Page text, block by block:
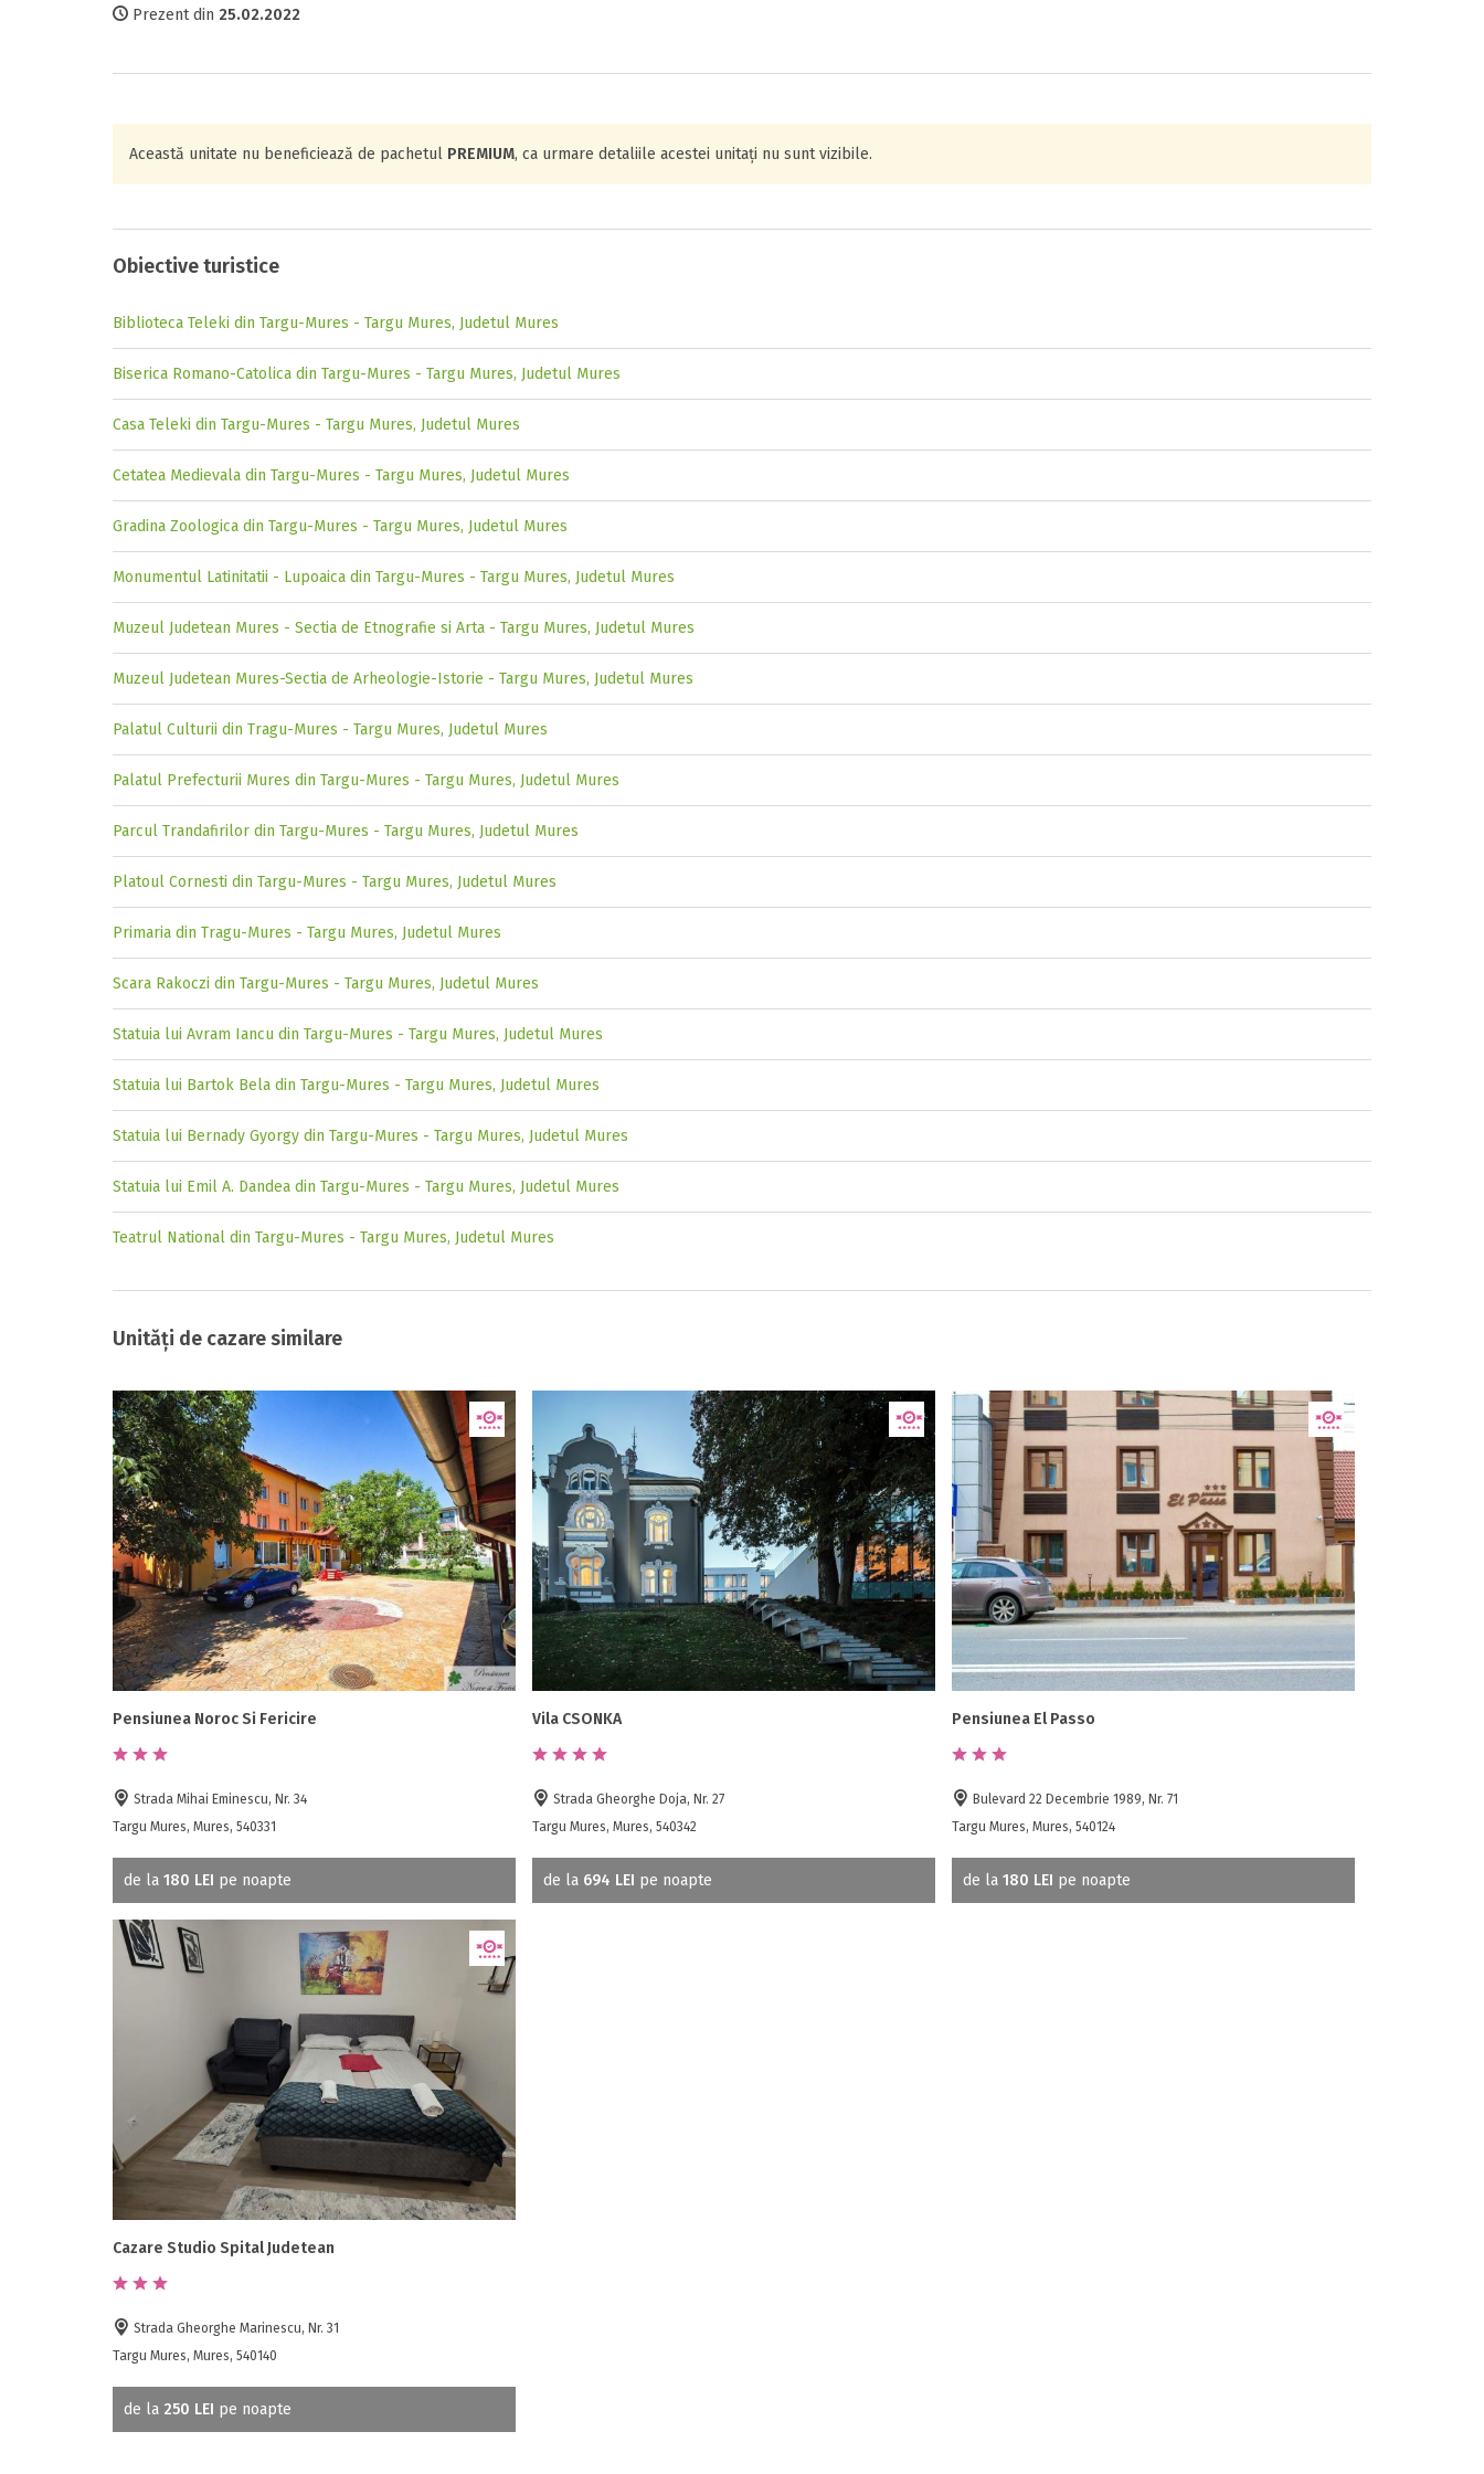
Prezent din 25.02.2022
Această unitate nu beneficiează de pachetul PREMIUM, ca urmare detaliile acestei unitați nu sunt vizibile.
Obiective turistice
Biblioteca Teleki din Targu-Mures - Targu Mures, Judetul Mures
Biserica Romano-Catolica din Targu-Mures - Targu Mures, Judetul Mures
Casa Teleki din Targu-Mures - Targu Mures, Judetul Mures
Cetatea Medievala din Targu-Mures - Targu Mures, Judetul Mures
Gradina Zoologica din Targu-Mures - Targu Mures, Judetul Mures
Monumentul Latinitatii - Lupoaica din Targu-Mures - Targu Mures, Judetul Mures
Muzeul Judetean Mures - Sectia de Etnografie si Arta - Targu Mures, Judetul Mures
Muzeul Judetean Mures-Sectia de Arheologie-Istorie - Targu Mures, Judetul Mures
Palatul Culturii din Tragu-Mures - Targu Mures, Judetul Mures
Palatul Prefecturii Mures din Targu-Mures - Targu Mures, Judetul Mures
Parcul Trandafirilor din Targu-Mures - Targu Mures, Judetul Mures
Platoul Cornesti din Targu-Mures - Targu Mures, Judetul Mures
Primaria din Tragu-Mures - Targu Mures, Judetul Mures
Scara Rakoczi din Targu-Mures - Targu Mures, Judetul Mures
Statuia lui Avram Iancu din Targu-Mures - Targu Mures, Judetul Mures
Statuia lui Bartok Bela din Targu-Mures - Targu Mures, Judetul Mures
Statuia lui Bernady Gyorgy din Targu-Mures - Targu Mures, Judetul Mures
Statuia lui Emil A. Dandea din Targu-Mures - Targu Mures, Judetul Mures
Teatrul National din Targu-Mures - Targu Mures, Judetul Mures
Unități de cazare similare
Pensiunea Noroc Si Fericire
Strada Mihai Eminescu, Nr. 34
Targu Mures, Mures, 540331
de la 180 LEI pe noapte
Vila CSONKA
Strada Gheorghe Doja, Nr. 27
Targu Mures, Mures, 540342
de la 694 LEI pe noapte
Pensiunea El Passo
Bulevard 22 Decembrie 1989, Nr. 71
Targu Mures, Mures, 540124
de la 180 LEI pe noapte
Cazare Studio Spital Judetean
Strada Gheorghe Marinescu, Nr. 31
Targu Mures, Mures, 540140
de la 250 LEI pe noapte